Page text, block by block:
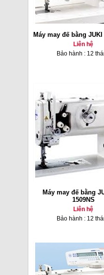
Máy may đế bằng JUKI
Liên hệ
Bảo hành : 12
Máy may đế bằng
1509NS
Liên hệ
Bảo hành : 12